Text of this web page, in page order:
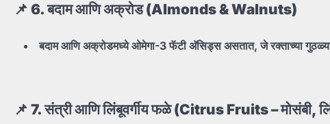
📌 6.बदामआणिअक्रोड (Almonds & Walnuts)
बदामआणिअक्रोडमध्येओमेगा-3फॅटीअ‍ॅसिड्सअसतात,जेरक्ताच्या
📌 7.संत्रीआणिलिंबूवर्गीयफळे (Citrus Fruits –मोसंबी,